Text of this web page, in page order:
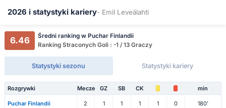
2026 i statystyki kariery- Emil Leveälahti
6.46
Średni ranking w Puchar Finlandii
Ranking Straconych Goli : -1 / 13 Graczy
Statystyki sezonu Statystyki kariery
Rozgrywki Mecze GZ SB CK min
Puchar Finlandii 2 1 1 1 1 0 180'